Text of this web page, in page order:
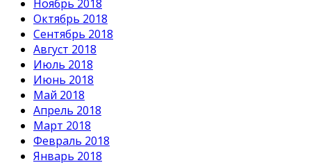
Ноябрь 2018
Октябрь 2018
Сентябрь 2018
Август 2018
Июль 2018
Июнь 2018
Май 2018
Апрель 2018
Март 2018
Февраль 2018
Январь 2018